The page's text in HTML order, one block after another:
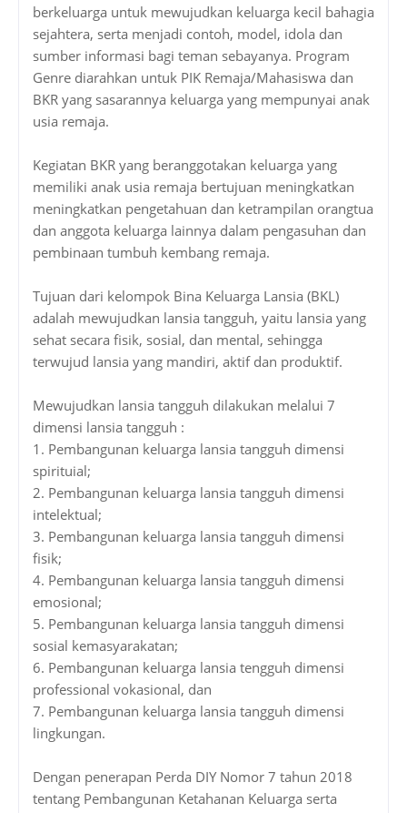
berkeluarga untuk mewujudkan keluarga kecil bahagia
sejahtera, serta menjadi contoh, model, idola dan
sumber informasi bagi teman sebayanya. Program
Genre diarahkan untuk PIK Remaja/Mahasiswa dan
BKR yang sasarannya keluarga yang mempunyai anak
usia remaja.
Kegiatan BKR yang beranggotakan keluarga yang
memiliki anak usia remaja bertujuan meningkatkan
meningkatkan pengetahuan dan ketrampilan orangtua
dan anggota keluarga lainnya dalam pengasuhan dan
pembinaan tumbuh kembang remaja.
Tujuan dari kelompok Bina Keluarga Lansia (BKL)
adalah mewujudkan lansia tangguh, yaitu lansia yang
sehat secara fisik, sosial, dan mental, sehingga
terwujud lansia yang mandiri, aktif dan produktif.
Mewujudkan lansia tangguh dilakukan melalui 7
dimensi lansia tangguh :
1. Pembangunan keluarga lansia tangguh dimensi
spirituial;
2. Pembangunan keluarga lansia tangguh dimensi
intelektual;
3. Pembangunan keluarga lansia tangguh dimensi
fisik;
4. Pembangunan keluarga lansia tangguh dimensi
emosional;
5. Pembangunan keluarga lansia tangguh dimensi
sosial kemasyarakatan;
6. Pembangunan keluarga lansia tengguh dimensi
professional vokasional, dan
7. Pembangunan keluarga lansia tangguh dimensi
lingkungan.
Dengan penerapan Perda DIY Nomor 7 tahun 2018
tentang Pembangunan Ketahanan Keluarga serta